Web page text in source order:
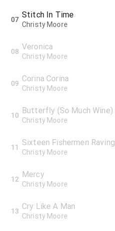
07 Stitch In Time
Christy Moore
08 Veronica
Christy Moore
09 Corina Corina
Christy Moore
10 Butterfly (So Much Wine)
Christy Moore
11 Sixteen Fishermen Raving
Christy Moore
12 Mercy
Christy Moore
13 Cry Like A Man
Christy Moore